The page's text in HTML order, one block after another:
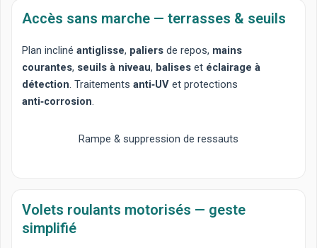
Accès sans marche — terrasses & seuils
Plan incliné antiglisse, paliers de repos, mains
courantes, seuils à niveau, balises et éclairage à
détection. Traitementsanti‑UV et protections
anti‑corrosion.
Rampe & suppression de ressauts
Volets roulants motorisés — geste
simplifié